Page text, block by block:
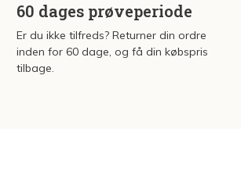
60 dages prøveperiode
Er du ikke tilfreds? Returner din ordre
inden for 60 dage, og få din købspris
tilbage.